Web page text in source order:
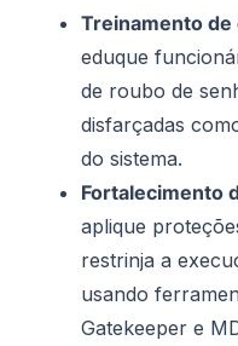
Treinamento
eduque
de roubo de
disfarçadas
do sistema.
Fortalecimento
aplique
restrinja a
usando
Gatekeeper e